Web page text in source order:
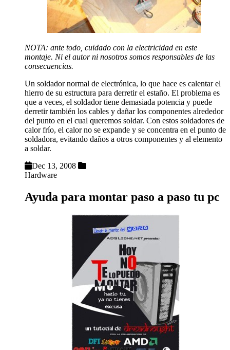
NOTA: ante todo, cuidado con la electricidad en este
montaje. Ni el autor ni nosotros somos responsables de las
consecuencias.
Un soldador normal de electrónica, lo que hace es calentar el
hierro de su estructura para derretir el estaño. El problema es
que a veces, el soldador tiene demasiada potencia y puede
derretir también los cables y dañar los componentes alrededor
del punto en el cual queremos soldar. Con estos soldadores de
calor frío, el calor no se expande y se concentra en el punto de
soldadora, evitando daños a otros componentes y al elemento
a soldar.
Dec 13, 2008
Hardware
Ayuda para montar paso a paso tu pc